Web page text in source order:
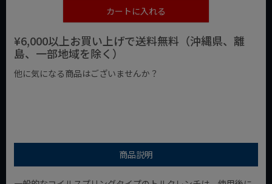
カートに入れる
¥6,000以上お買い上げで送料無料（沖縄県、離
島、一部地域を除く）
他に気になる商品はございませんか？
商品説明